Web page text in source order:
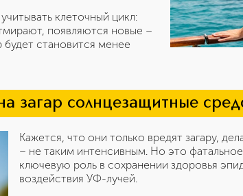
клеточный цикл:
появляются новые –
становится менее
загар солнцезащитные
Кажется, что они только вредят загару,
– не таким интенсивным. Но это
ключевую роль в сохранении здоровья
воздействия УФ-лучей.